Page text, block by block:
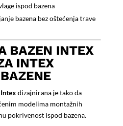
ispod bazena
bazena bez oštećenja trave
BAZEN INTEX
INTEX
dizajnirana je tako da
modelima montažnih
pokrivenost ispod bazena.